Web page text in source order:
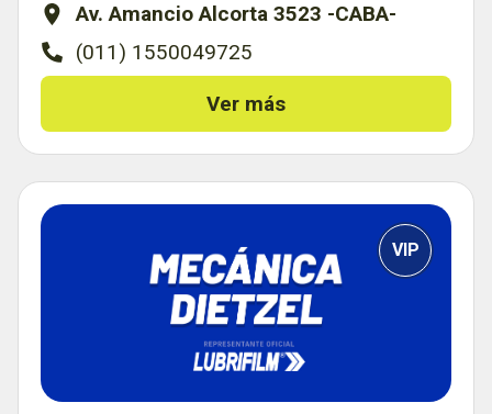
Av. Amancio Alcorta 3523 -CABA-
(011) 1550049725
Ver más
VIP